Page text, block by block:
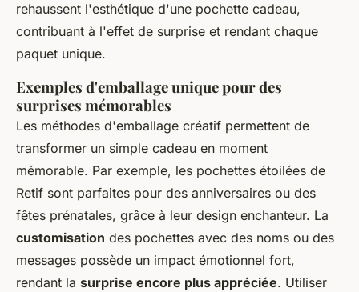
rehaussent l'esthétique d'une pochette cadeau,
contribuant à l'effet de surprise et rendant chaque
paquet unique.
Exemples d'emballage unique pour des
surprises mémorables
Les méthodes d'emballage créatif permettent de
transformer un simple cadeau en moment
mémorable. Par exemple, les pochettes étoilées de
Retif sont parfaites pour des anniversaires ou des
fêtes prénatales, grâce à leur design enchanteur. La
customisation des pochettes avec des noms ou des
messages possède un impact émotionnel fort,
rendant la surprise encore plus appréciée. Utiliser